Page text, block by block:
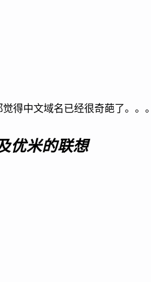
得中文域名已经很奇葩了。。。
优米的联想